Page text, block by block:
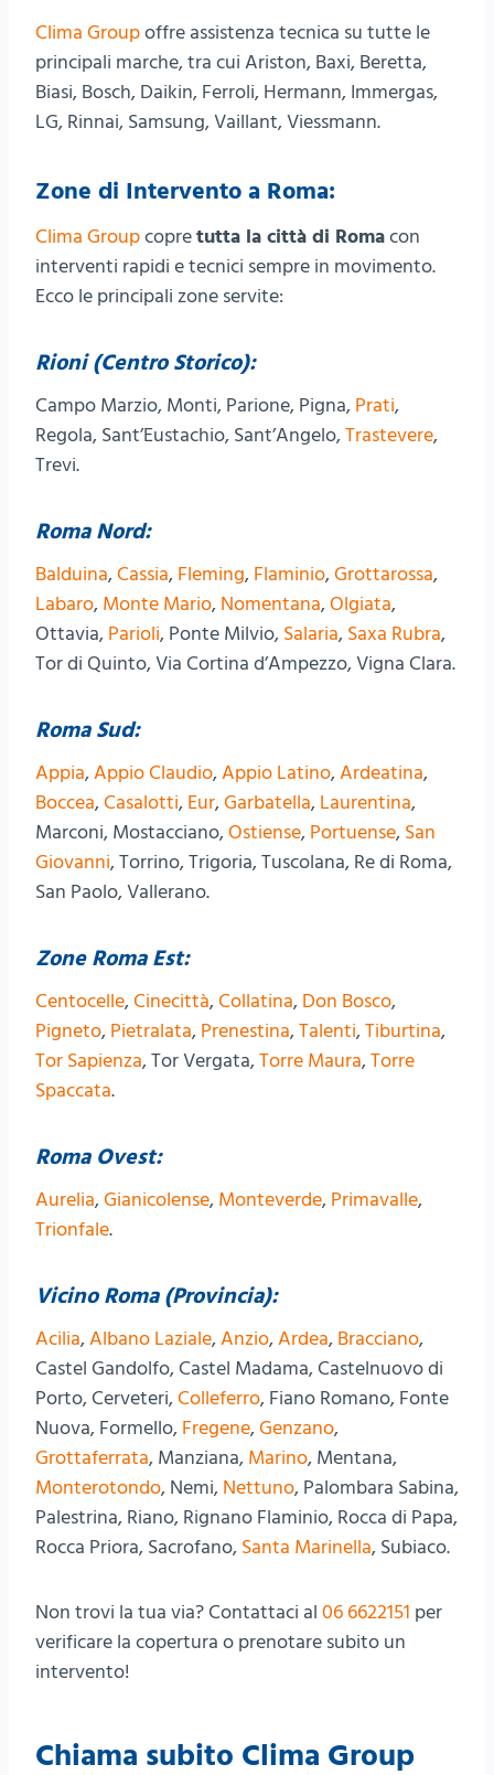
Clima Groupoffre assistenza tecnica su tutte le
principali marche, tra cui Ariston, Baxi, Beretta,
Biasi, Bosch, Daikin, Ferroli, Hermann, Immergas,
LG, Rinnai, Samsung, Vaillant, Viessmann.
Zone di Intervento a Roma:
Clima Groupcopretutta la città di Romacon
interventi rapidi e tecnici sempre in movimento.
Ecco le principali zone servite:
Rioni (Centro Storico):
Campo Marzio, Monti, Parione, Pigna, Prati,
Regola, Sant’Eustachio, Sant’Angelo,Trastevere,
Trevi.
Roma Nord:
Balduina,Cassia, Fleming, Flaminio,Grottarossa,
Labaro, Monte Mario, Nomentana,Olgiata,
Ottavia, Parioli, Ponte Milvio, Salaria, Saxa Rubra,
Tor di Quinto, Via Cortina d’Ampezzo, Vigna Clara.
Roma Sud:
Appia,Appio Claudio,Appio Latino,Ardeatina,
Boccea,Casalotti, Eur,Garbatella, Laurentina,
Marconi, Mostacciano,Ostiense, Portuense, San
Giovanni, Torrino, Trigoria, Tuscolana, Re di Roma,
San Paolo, Vallerano.
Zone Roma Est:
Centocelle,Cinecittà,Collatina, Don Bosco,
Pigneto, Pietralata, Prenestina,Talenti,Tiburtina,
Tor Sapienza, Tor Vergata,Torre Maura,Torre
Spaccata.
Roma Ovest:
Aurelia,Gianicolense, Monteverde, Primavalle,
Trionfale.
Vicino Roma (Provincia):
Acilia,Albano Laziale,Anzio,Ardea, Bracciano,
Castel Gandolfo, Castel Madama, Castelnuovo di
Porto, Cerveteri,Colleferro, Fiano Romano, Fonte
Nuova, Formello, Fregene,Genzano,
Grottaferrata, Manziana, Marino, Mentana,
Monterotondo, Nemi, Nettuno, Palombara Sabina,
Palestrina, Riano, Rignano Flaminio, Rocca di Papa,
Rocca Priora, Sacrofano, Santa Marinella, Subiaco.
Non trovi la tua via? Contattaci al 06 6622151 per
verificare la copertura o prenotare subito un
intervento!
Chiama subito Clima Group